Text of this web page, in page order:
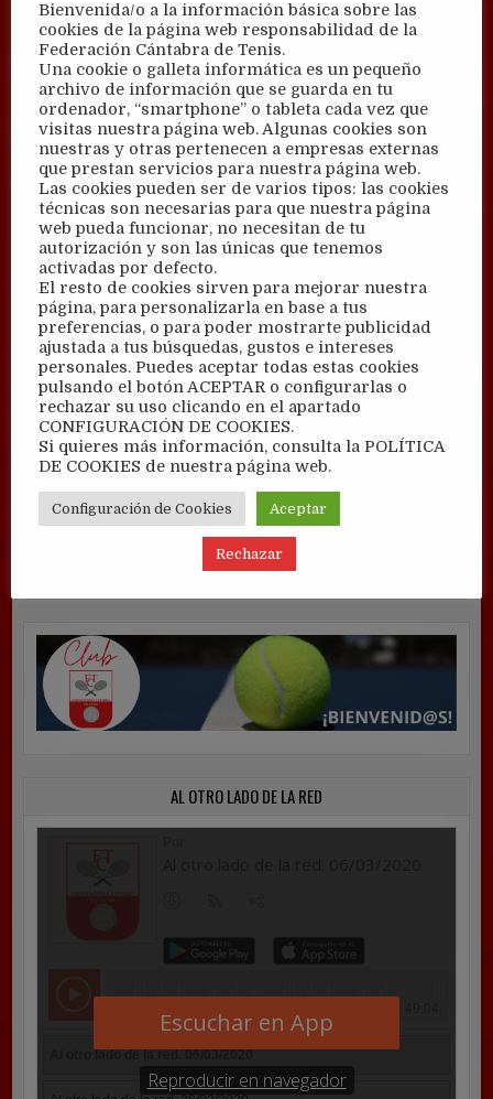
AL OTRO LADO DE LA RED
Bienvenida/o a la información básica sobre las
cookies de la página web responsabilidad de la
Federación Cántabra de Tenis.
Una cookie o galleta informática es un pequeño
archivo de información que se guarda en tu
ordenador, “smartphone” o tableta cada vez que
visitas nuestra página web. Algunas cookies son
nuestras y otras pertenecen a empresas externas
que prestan servicios para nuestra página web.
Las cookies pueden ser de varios tipos: las cookies
técnicas son necesarias para que nuestra página
web pueda funcionar, no necesitan de tu
autorización y son las únicas que tenemos
activadas por defecto.
El resto de cookies sirven para mejorar nuestra
página, para personalizarla en base a tus
preferencias, o para poder mostrarte publicidad
ajustada a tus búsquedas, gustos e intereses
personales. Puedes aceptar todas estas cookies
pulsando el botón ACEPTAR o configurarlas o
rechazar su uso clicando en el apartado
CONFIGURACIÓN DE COOKIES.
Si quieres más información, consulta la POLÍTICA
DE COOKIES de nuestra página web.
Configuración de Cookies Aceptar
Rechazar